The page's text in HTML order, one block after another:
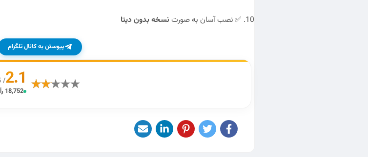
✅ نصب آسان به صورت نسخه بدون دیتا
پیوستن به کانال تلگرام
2.1
/ 5
18,752 رأی